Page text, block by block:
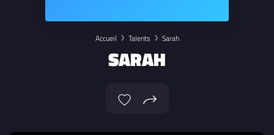
Accueil Talents Sarah
SARAH